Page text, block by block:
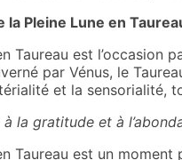
la Pleine Lune en
Taureau est
par Vénus, le
et la sensorialité,
la gratitude et à
Taureau est un